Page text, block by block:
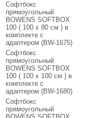
Софтбокс
прямоугольный
BOWENS SOFTBOX
100 ( 100 x 80 см ) в
комплекте с
адаптером (BW-1675)
Софтбокс
прямоугольный
BOWENS SOFTBOX
100 ( 100 x 100 см ) в
комплекте с
адаптером (BW-1680)
Софтбокс
прямоугольный